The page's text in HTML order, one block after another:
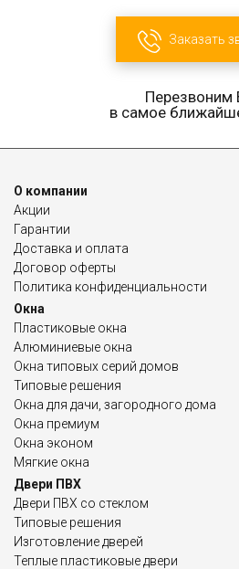
Заказать
Перезвоним
в самое
О компании
Акции
Гарантии
Доставка и оплата
Договор оферты
Политика конфиденциальности
Окна
Пластиковые окна
Алюминиевые окна
Окна типовых серий домов
Типовые решения
Окна для дачи, загородного дома
Окна премиум
Окна эконом
Мягкие окна
Двери ПВХ
Двери ПВХ со стеклом
Типовые решения
Изготовление дверей
Теплые пластиковые двери